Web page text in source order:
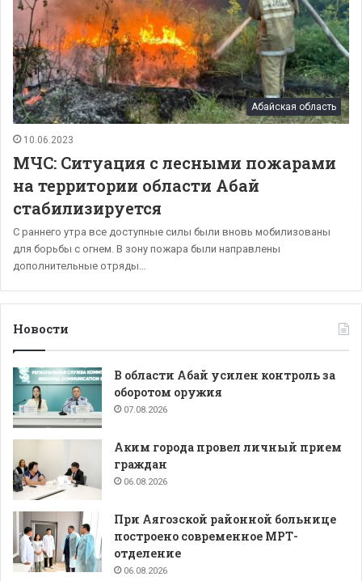
Абайская область
10.06.2023
МЧС: Ситуация с лесными пожарами
на территории области Абай
стабилизируется
С раннего утра все доступные силы были вновь мобилизованы
для борьбы с огнем. В зону пожара были направлены
дополнительные отряды…
Новости
В области Абай усилен контроль за
оборотом оружия
07.08.2026
Аким города провел личный прием
граждан
06.08.2026
При Аягозской районной больнице
построено современное МРТ-
отделение
06.08.2026